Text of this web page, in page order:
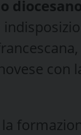
con